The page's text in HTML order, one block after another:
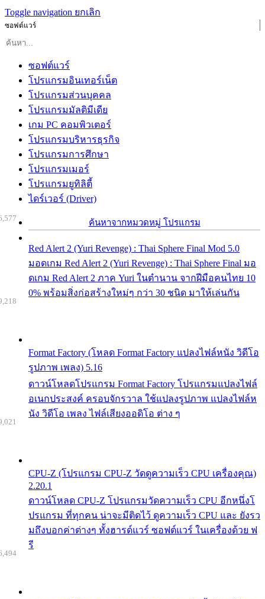
Toggle navigation ยกเลิก
ซอฟต์แวร์
ซอฟต์แวร์
โปรแกรมอินเทอร์เน็ต
โปรแกรมส่วนบุคคล
โปรแกรมมัลติมีเดีย
เกม PC คอมพิวเตอร์
โปรแกรมบริหารธุรกิจ
โปรแกรมการศึกษา
โปรแกรมเมอร์
โปรแกรมยูทิลิตี้
ไดร์เวอร์ (Driver)
ค้นหาจากหมวดหมู่ โปรแกรม
Red Alert 2 (Yuri Revenge) : Thai Sphere Final Mod 5.0
มอดเกม Red Alert 2 (Yuri Revenge) : Thai Sphere Final มอ
ดเกม Red Alert 2 ภาค Yuri ในตำนาน จากฝีมือคนไทย 10
0% พร้อมสิ่งก่อสร้างใหม่ๆ กว่า 30 ชนิด มาให้เล่นกัน
Format Factory (โหลด Format Factory แปลงไฟล์หนัง วิดีโอ
รูปภาพ เพลง) 5.16
ดาวน์โหลดโปรแกรม Format Factory โปรแกรมแปลงไฟล์
อเนกประสงค์ ครอบจักรวาล ใช้แปลงรูปภาพ แปลงไฟล์ห
นัง วิดีโอ เพลง ไฟล์เสียงออดิโอ ต่าง ๆ
CPU-Z (โปรแกรม CPU-Z วัดดูความเร็ว CPU เครื่องคุณ)
2.20.1
ดาวน์โหลด CPU-Z โปรแกรมวัดความเร็ว CPU อีกหนึ่งโ
ปรแกรม ที่ทุกคน น่าจะมีติดไว้ ดูความเร็ว CPU และ ยังรว
มถึงบอกค่าต่างๆ ทั้งฮารด์แวร์ ซอฟต์แวร์ ในเครื่องด้วย ฟ
รี